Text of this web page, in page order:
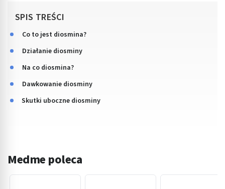
SPIS TREŚCI
Co to jest diosmina?
Działanie diosminy
Na co diosmina?
Dawkowanie diosminy
Skutki uboczne diosminy
Medme poleca